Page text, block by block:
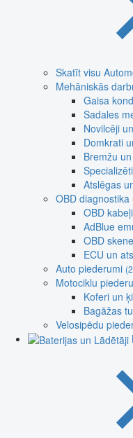
Skatīt visu
Mehāniskās
Gaisa
Sadales
Novilcēji
Domkrati
Bremžu
Atslēgas
OBD
OBD
AdBlue
OBD
ECU un
Auto piederumi
Motociklu
Koferi un
Bagāžas
Velosipēdu